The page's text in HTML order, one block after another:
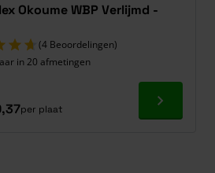
Okoume WBP Verlijmd -
(4 Beoordelingen)
in 20 afmetingen
per plaat Ga naar